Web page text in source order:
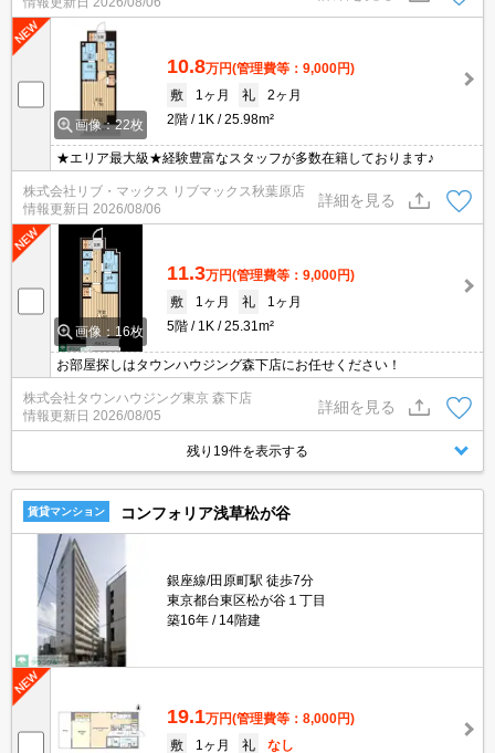
画像：22枚
10.8万円(管理費等：9,000円)
敷
1ヶ月 礼
2ヶ月
2階
1K 25.98m²
★エリア最大級★経験豊富なスタッフが多数在籍しております♪
株式会社リブ・マックス リブマックス秋葉原店
情報更新日 2026/08/06
詳細を見る
画像：16枚
11.3万円(管理費等：9,000円)
敷
1ヶ月 礼
1ヶ月
5階
1K 25.31m²
お部屋探しはタウンハウジング森下店にお任せください！
株式会社タウンハウジング東京 森下店
情報更新日 2026/08/05
詳細を見る
残り19件を表示する
賃貸マンション コンフォリア浅草松が谷
銀座線/田原町駅 徒歩7分
東京都台東区松が谷１丁目
築16年
14階建
19.1万円(管理費等：8,000円)
敷
1ヶ月 礼
なし